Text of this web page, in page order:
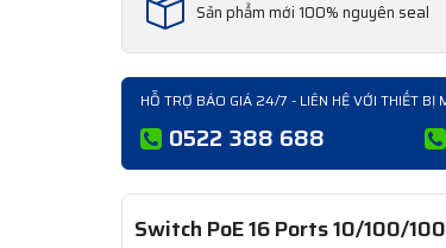
Sản phẩm mới 100% nguyên seal
HỖ TRỢ BÁO GIÁ 24/7 - LIÊN HỆ VỚI THIẾT
0522 388 688
Switch PoE 16 Ports 10/100/